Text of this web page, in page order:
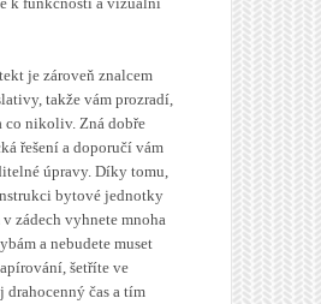
je zároveň znalcem
takže vám prozradí,
co nikoliv. Zná dobře
řešení a doporučí vám
úpravy. Díky tomu,
bytové jednotky
zádech vyhnete mnoha
a nebudete muset
šetříte ve
drahocenný čas a tím